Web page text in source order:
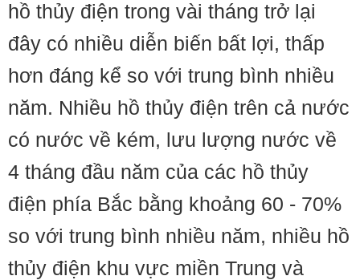
hồ thủy điện trong vài tháng trở lại
đây có nhiều diễn biến bất lợi, thấp
hơn đáng kể so với trung bình nhiều
năm. Nhiều hồ thủy điện trên cả nước
có nước về kém, lưu lượng nước về
4 tháng đầu năm của các hồ thủy
điện phía Bắc bằng khoảng 60 - 70%
so với trung bình nhiều năm, nhiều hồ
thủy điện khu vực miền Trung và